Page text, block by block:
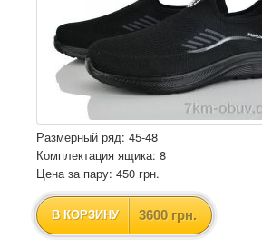
Размерный ряд: 45-48
Комплектация ящика: 8
Цена за пару: 450 грн.
В КОРЗИНУ 3600 грн.